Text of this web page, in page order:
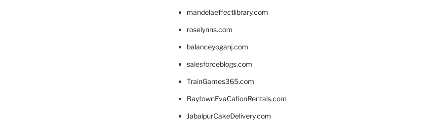
mandelaeffectlibrary.com
roselynns.com
balanceyoganj.com
salesforceblogs.com
TrainGames365.com
BaytownEvaCationRentals.com
JabalpurCakeDelivery.com